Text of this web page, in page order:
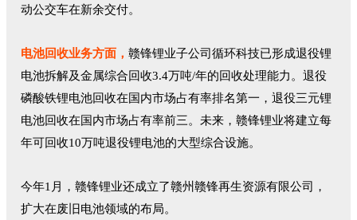
动公交车在新余交付。
电池回收业务方面， 赣锋锂业子公司循环科技已形成退役锂
电池拆解及金属综合回收3.4万吨/年的回收处理能力。退役
磷酸铁锂电池回收在国内市场占有率排名第一，退役三元锂
电池回收在国内市场占有率前三。未来，赣锋锂业将建立每
年可回收10万吨退役锂电池的大型综合设施。
今年1月，赣锋锂业还成立了赣州赣锋再生资源有限公司，
扩大在废旧电池领域的布局。